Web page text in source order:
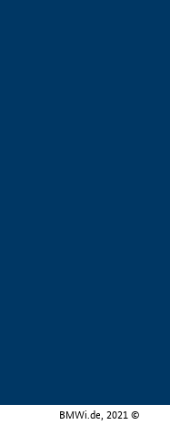
BMWi.de, 2021 ©